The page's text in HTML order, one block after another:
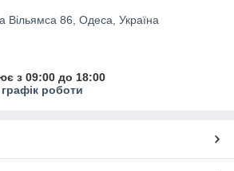
Вільямса 86, Одеса, Україна
з 09:00 до 18:00
роботи